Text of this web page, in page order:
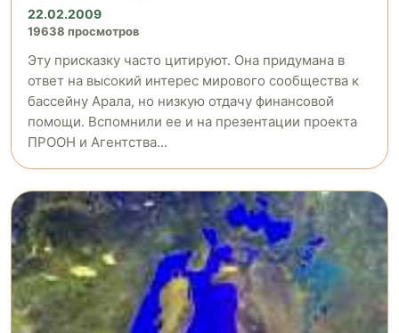
22.02.2009
19638 просмотров
Эту присказку часто цитируют. Она придумана в
ответ на высокий интерес мирового сообщества к
бассейну Арала, но низкую отдачу финансовой
помощи. Вспомнили ее и на презентации проекта
ПРООН и Агентства...